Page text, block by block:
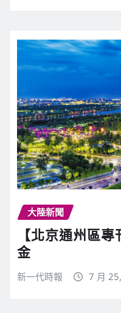
大陸新聞
【北京通州區
金
新一代時報 7 月